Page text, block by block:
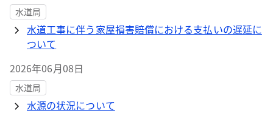
水道局
水道工事に伴う家屋損害賠償における支払いの遅延に
ついて
2026年06月08日
水道局
水源の状況について